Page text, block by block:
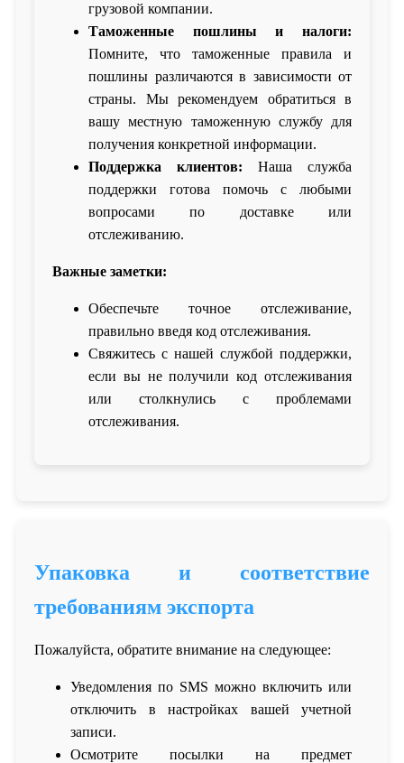
грузовой компании.
Таможенные пошлины и налоги:
Помните, что таможенные правила и
пошлины различаются в зависимости от
страны. Мы рекомендуем обратиться в
вашу местную таможенную службу для
получения конкретной информации.
Поддержка клиентов: Наша служба
поддержки готова помочь с любыми
вопросами по доставке или
отслеживанию.
Важные заметки:
Обеспечьте точное отслеживание,
правильно введя код отслеживания.
Свяжитесь с нашей службой поддержки,
если вы не получили код отслеживания
или столкнулись с проблемами
отслеживания.
Упаковка и соответствие
требованиям экспорта
Пожалуйста, обратите внимание на следующее:
Уведомления по SMS можно включить или
отключить в настройках вашей учетной
записи.
Осмотрите посылки на предмет